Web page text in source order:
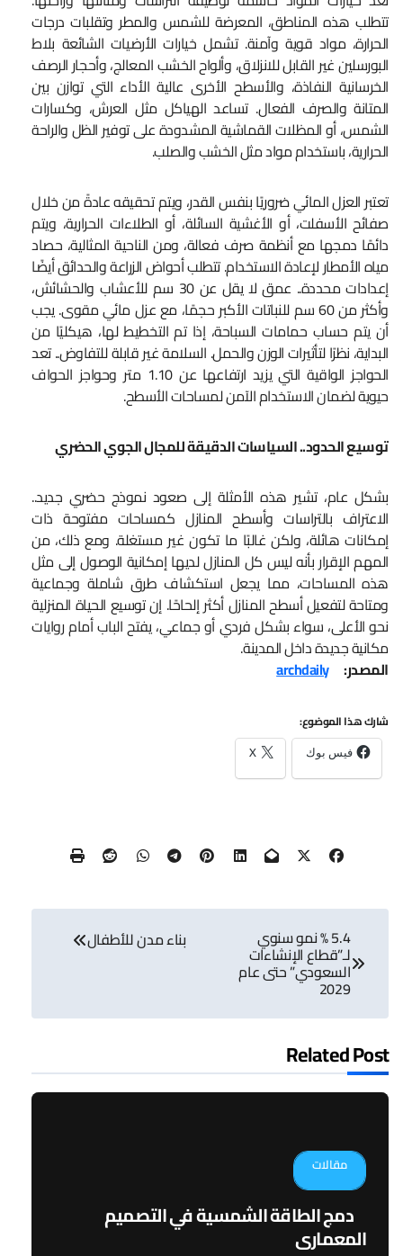
تتطلب هذه المناطق، المعرضة للشمس والمطر وتقلبات درجات
الحرارة، مواد قوية وآمنة. تشمل خيارات الأرضيات الشائعة بلاط
البورسلين غير القابل للانزلاق، وألواح الخشب المعالج، وأحجار الرصف
الخرسانية النفاذة، والأسطح الأخرى عالية الأداء التي توازن بين
المتانة والصرف الفعال. تساعد الهياكل مثل العرش، وكسارات
الشمس، أو المظلات القماشية المشدودة على توفير الظل والراحة
الحرارية، باستخدام مواد مثل الخشب والصلب.
تعتبر العزل المائي ضروريًا بنفس القدر، ويتم تحقيقه عادةً من خلال
صفائح الأسفلت، أو الأغشية السائلة، أو الطلاءات الحرارية، ويتم
دائمًا دمجها مع أنظمة صرف فعالة، ومن الناحية المثالية، حصاد
مياه الأمطار لإعادة الاستخدام. تتطلب أحواض الزراعة والحدائق أيضًا
إعدادات محددة.. عمق لا يقل عن 30 سم للأعشاب والحشائش،
وأكثر من 60 سم للنباتات الأكبر حجمًا، مع عزل مائي مقوى. يجب
أن يتم حساب حمامات السباحة، إذا تم التخطيط لها، هيكليًا من
البداية، نظرًا لتأثيرات الوزن والحمل. السلامة غير قابلة للتفاوض.. تعد
الحواجز الواقية التي يزيد ارتفاعها عن 1.10 متر وحواجز الحواف
حيوية لضمان الاستخدام الآمن لمساحات الأسطح.
توسيع الحدود.. السياسات الدقيقة للمجال الجوي الحضري
بشكل عام، تشير هذه الأمثلة إلى صعود نموذج حضري جديد..
الاعتراف بالتراسات وأسطح المنازل كمساحات مفتوحة ذات
إمكانات هائلة، ولكن غالبًا ما تكون غير مستغلة. ومع ذلك، من
المهم الإقرار بأنه ليس كل المنازل لديها إمكانية الوصول إلى مثل
هذه المساحات، مما يجعل استكشاف طرق شاملة وجماعية
ومتاحة لتفعيل أسطح المنازل أكثر إلحاحًا. إن توسيع الحياة المنزلية
نحو الأعلى، سواء بشكل فردي أو جماعي، يفتح الباب أمام روايات
مكانية جديدة داخل المدينة.
المصدر: archdaily
شارك هذا الموضوع:
فيس بوك X
تصفّح
المقالات5.4 % نمو سنوي
لـ”قطاع الإنشاءات
السعودي” حتى عام
2029
بناء مدن للأطفال
Related Post
مقالات
دمج الطاقة الشمسية في التصميم
المعماري